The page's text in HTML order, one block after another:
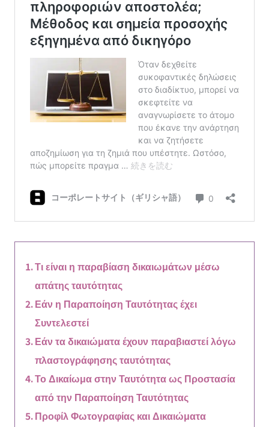
Τι είναι η παραβίαση δικαιωμάτων μέσω
απάτης ταυτότητας
Εάν η Παραποίηση Ταυτότητας έχει
Συντελεστεί
Εάν τα δικαιώματα έχουν παραβιαστεί λόγω
πλαστογράφησης ταυτότητας
Το Δικαίωμα στην Ταυτότητα ως Προστασία
από την Παραποίηση Ταυτότητας
Προφίλ Φωτογραφίας και Δικαιώματα